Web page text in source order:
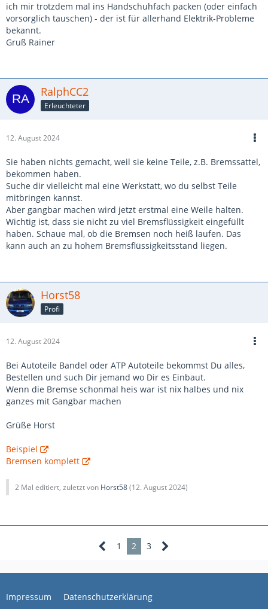
ich mir trotzdem mal ins Handschuhfach packen (oder einfach
vorsorglich tauschen) - der ist für allerhand Elektrik-Probleme
bekannt.
Gruß Rainer
RalphCC2
Erleuchteter
12. August 2024
Sie haben nichts gemacht, weil sie keine Teile, z.B. Bremssattel,
bekommen haben.
Suche dir vielleicht mal eine Werkstatt, wo du selbst Teile
mitbringen kannst.
Aber gangbar machen wird jetzt erstmal eine Weile halten.
Wichtig ist, dass sie nicht zu viel Bremsflüssigkeit eingefüllt
haben. Schaue mal, ob die Bremsen noch heiß laufen. Das
kann auch an zu hohem Bremsflüssigkeitsstand liegen.
Horst58
Profi
12. August 2024
Bei Autoteile Bandel oder ATP Autoteile bekommst Du alles,
Bestellen und such Dir jemand wo Dir es Einbaut.
Wenn die Bremse schonmal heis war ist nix halbes und nix
ganzes mit Gangbar machen
Grüße Horst
Beispiel
Bremsen komplett
2 Mal editiert, zuletzt von Horst58(12. August 2024)
1 2 3
Impressum Datenschutzerklärung